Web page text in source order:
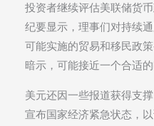
投资者继续评估美联储货
纪要显示，理事们对持续
可能实施的贸易和移民政
暗示，可能接近一个合适
美元还因一些报道获得支
宣布国家经济紧急状态，